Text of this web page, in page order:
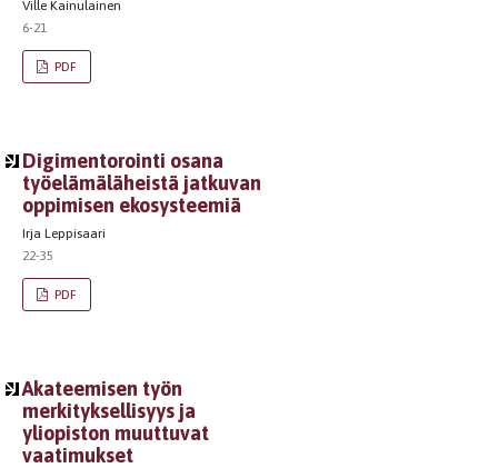
Ville Kainulainen
6-21
PDF
Digimentorointi osana
työelämäläheistä jatkuvan
oppimisen ekosysteemiä
Irja Leppisaari
22-35
PDF
Akateemisen työn
merkityksellisyys ja
yliopiston muuttuvat
vaatimukset